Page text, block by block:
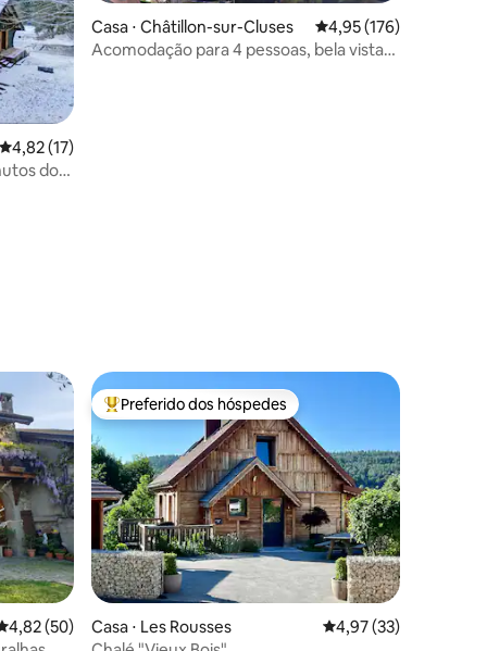
4,82 de uma avaliação média de 5, 17 avaliações
4,82 (17)
do
Casa ⋅ Châtillon-sur-Cluses 4,95 de uma avaliação
4,95 (176)
Acomodação para 4 pessoas, bela vista
de uma avaliação média de 5, 50 avaliações
4,82 (50)
Entre os melhores preferidos dos hóspedes
Preferido dos hóspedes
Casa ⋅ Les Rousses 4,97 de uma
4,97 (33)